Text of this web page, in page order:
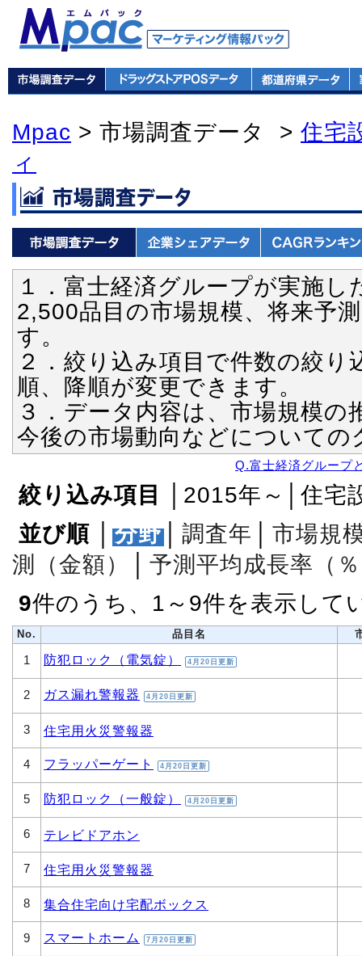
Mpac > 市場調査データ > 住宅
ィ
１．富士経済グループが実施し
2,500品目の市場規模、将来予
す。
２．絞り込み項目で件数の絞
順、降順が変更できます。
３．データ内容は、市場規模
今後の市場動向などについて
Q.富士経済グループ
絞り込み項目
│2015年～│住宅
並び順
分野 調査年
市場規
測（金額）
予測平均成長率（
9件のうち、1～9件を表示して
No. 品目名
1 防犯ロック（電気錠） 4月20日更新
2 ガス漏れ警報器 4月20日更新
3 住宅用火災警報器
4 フラッパーゲート 4月20日更新
5 防犯ロック（一般錠） 4月20日更新
6 テレビドアホン
7 住宅用火災警報器
8 集合住宅向け宅配ボックス
9 スマートホーム 7月20日更新